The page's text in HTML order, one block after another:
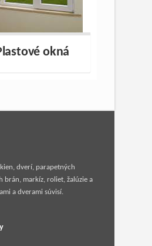
okná
dverí, parapetných
brán, markíz, roliet, žalúzie a
a dverami súvisí.